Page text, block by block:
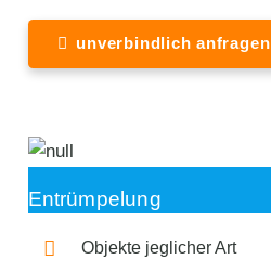
unverbindlich anfragen
Entrümpelung
Objekte jeglicher Art